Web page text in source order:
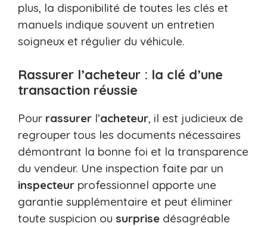
plus, la disponibilité de toutes les clés et
manuels indique souvent un entretien
soigneux et régulier du véhicule.
Rassurer l’acheteur : la clé d’une
transaction réussie
Pour rassurer l’acheteur, il est judicieux de
regrouper tous les documents nécessaires
démontrant la bonne foi et la transparence
du vendeur. Une inspection faite par un
inspecteur professionnel apporte une
garantie supplémentaire et peut éliminer
toute suspicion ou surprise désagréable